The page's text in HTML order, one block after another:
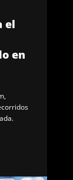
el
en